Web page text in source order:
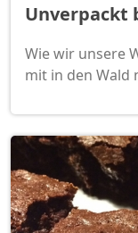
Unverpackt
Wie wir unsere
mit in den Wald